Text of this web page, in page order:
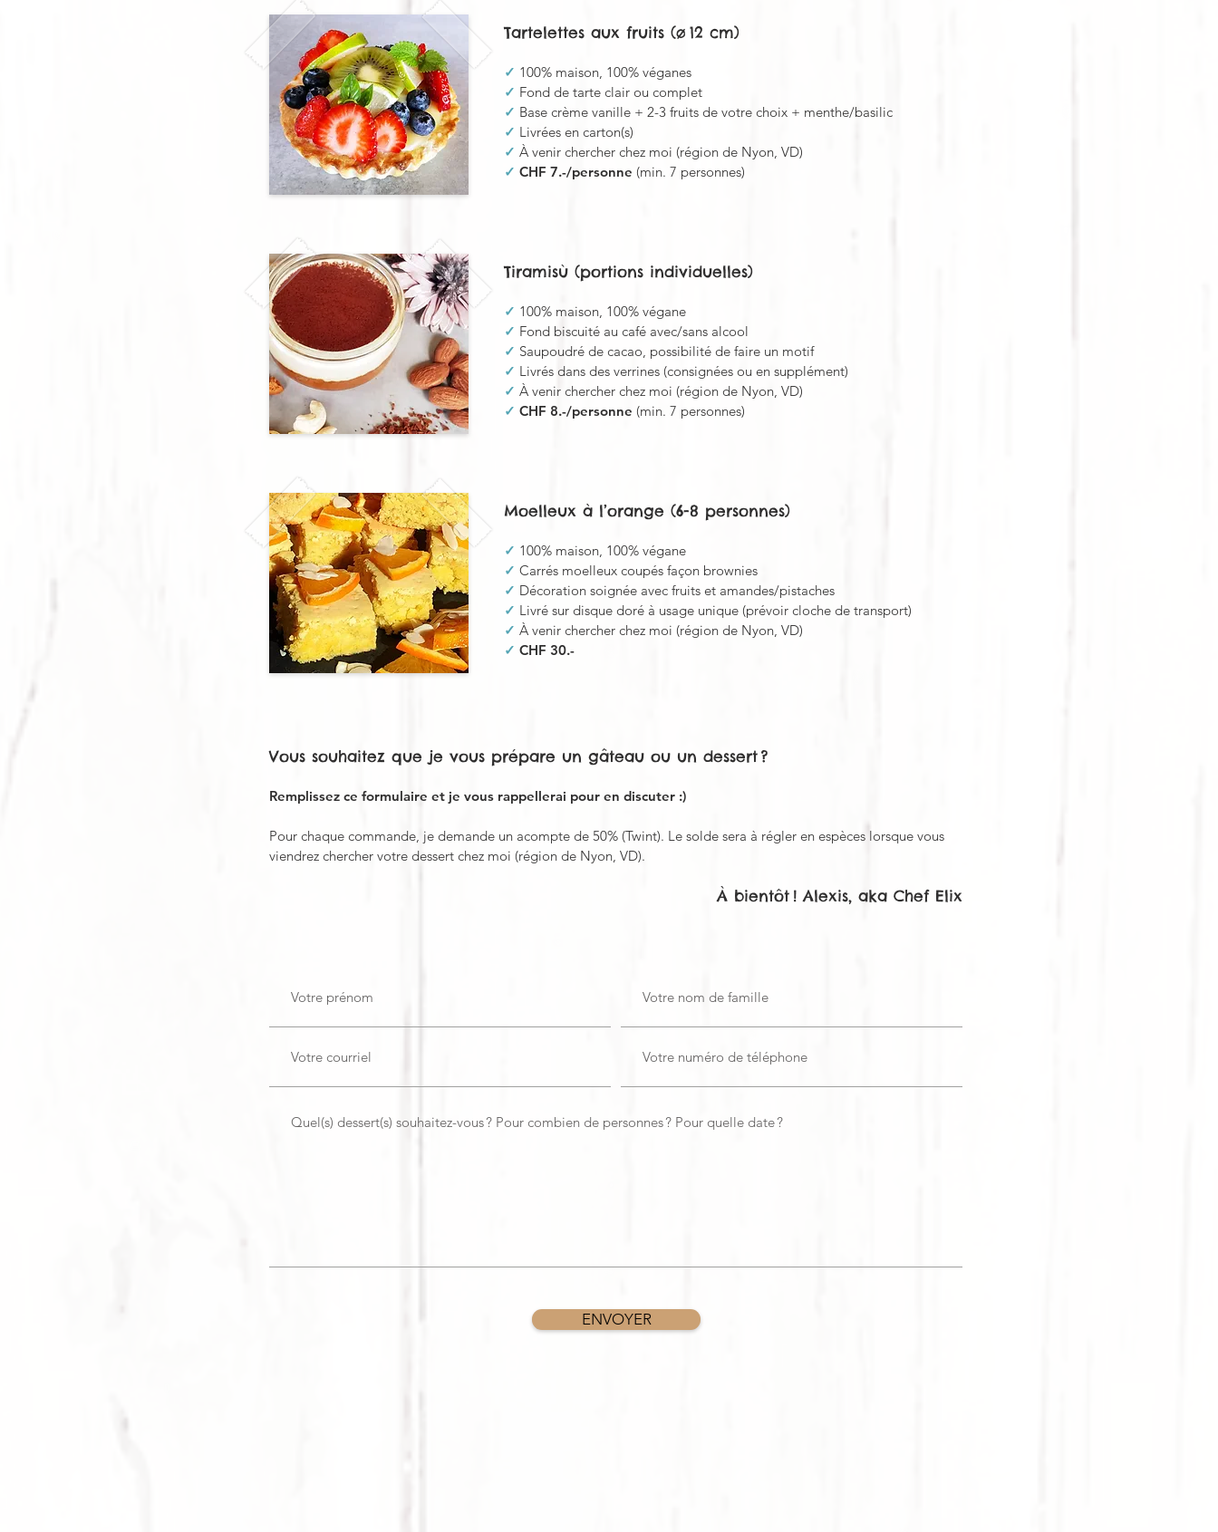
Tartelettes aux fruits (ø 12 cm)
✓ 100% maison, 100% véganes
✓ Fond de tarte clair ou complet
✓ Base crème vanille + 2-3 fruits de votre choix + menthe/basilic
✓ Livrées en carton(s)
✓ À venir chercher chez moi (région de Nyon, VD)
✓ CHF 7.-/personne (min. 7 personnes)
Tiramisù (portions individuelles)
✓ 100% maison, 100% végane
✓ Fond biscuité au café avec/sans alcool
✓ Saupoudré de cacao, possibilité de faire un motif
✓ Livrés dans des verrines (consignées ou en supplément)
✓ À venir chercher chez moi (région de Nyon, VD)
✓ CHF 8.-/personne (min. 7 personnes)
Moelleux à l’orange (6-8 personnes)
✓ 100% maison, 100% végane
✓ Carrés moelleux coupés façon brownies
✓ Décoration soignée avec fruits et amandes/pistaches
✓ Livré sur disque doré à usage unique (prévoir cloche de transport)
✓ À venir chercher chez moi (région de Nyon, VD)
✓ CHF 30.-
Vous souhaitez que je vous prépare un gâteau ou un dessert ?
Remplissez ce formulaire et je vous rappellerai pour en discuter :)
Pour chaque commande, je demande un acompte de 50% (Twint). Le solde sera à régler en espèces lorsque vous
viendrez chercher votre dessert chez moi (région de Nyon, VD).
À bientôt ! Alexis, aka Chef Elix
ENVOYER